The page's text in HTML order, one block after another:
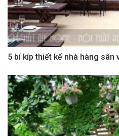
5 bí kíp thiết kế nhà hàng sân